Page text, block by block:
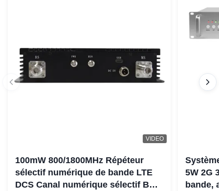
VIDEO
100mW 800/1800MHz Répéteur
sélectif numérique de bande LTE
DCS Canal numérique sélectif Bda
5W 2G
bande,